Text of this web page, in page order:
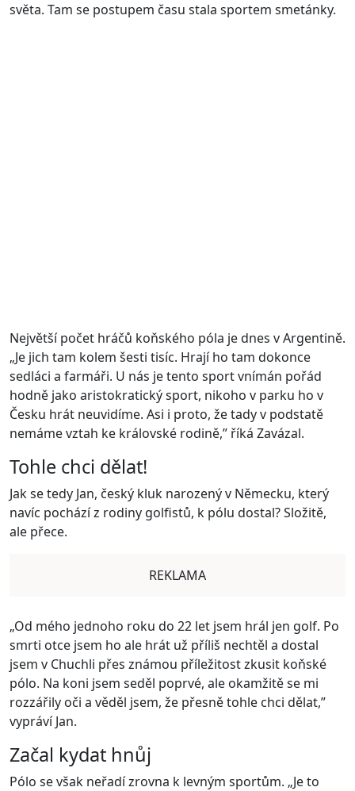
světa. Tam se postupem času stala sportem smetánky.
Největší počet hráčů koňského póla je dnes v Argentině.
„Je jich tam kolem šesti tisíc. Hrají ho tam dokonce
sedláci a farmáři. U nás je tento sport vnímán pořád
hodně jako aristokratický sport, nikoho v parku ho v
Česku hrát neuvidíme. Asi i proto, že tady v podstatě
nemáme vztah ke královské rodině,” říká Zavázal.
Tohle chci dělat!
Jak se tedy Jan, český kluk narozený v Německu, který
navíc pochází z rodiny golfistů, k pólu dostal? Složitě,
ale přece.
REKLAMA
„Od mého jednoho roku do 22 let jsem hrál jen golf. Po
smrti otce jsem ho ale hrát už příliš nechtěl a dostal
jsem v Chuchli přes známou příležitost zkusit koňské
pólo. Na koni jsem seděl poprvé, ale okamžitě se mi
rozzářily oči a věděl jsem, že přesně tohle chci dělat,”
vypráví Jan.
Začal kydat hnůj
Pólo se však neřadí zrovna k levným sportům. „Je to